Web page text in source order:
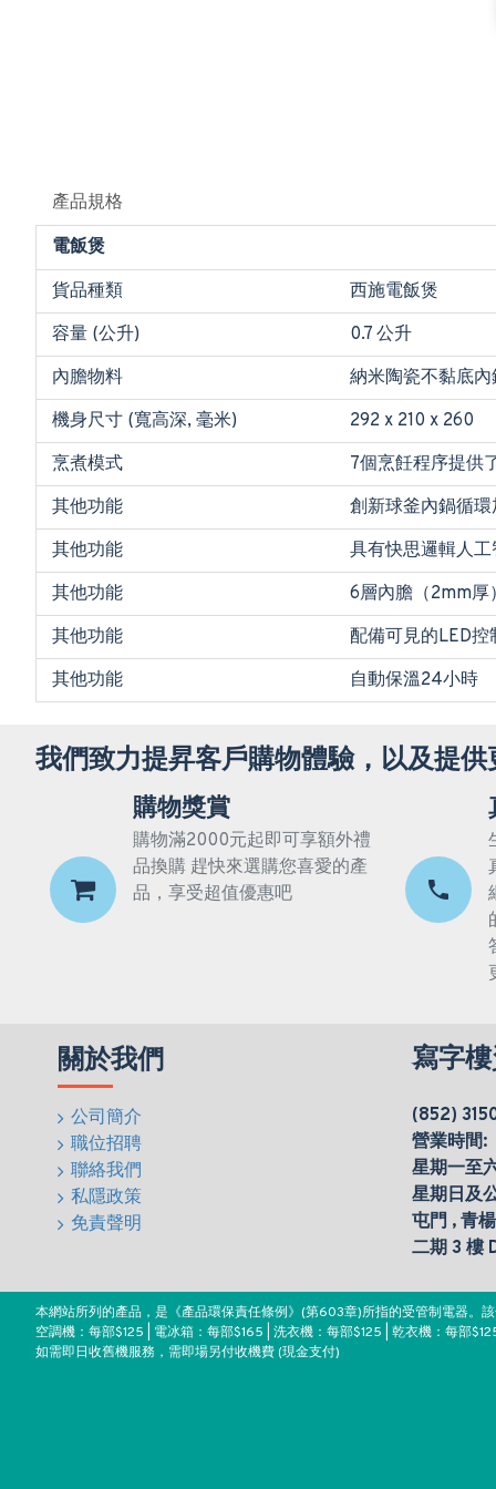
產品規格
電飯煲
貨品種類
西施電飯煲
容量 (公升)
0.7 公升
內膽物料
納米陶瓷不黏底內
機身尺寸 (寬高深, 毫米)
292 x 210 x 260
烹煮模式
7個烹飪程序提供
其他功能
創新球釜內鍋循
其他功能
具有快思邏輯人
其他功能
6層內膽（2mm厚）
其他功能
配備可見的LED控
其他功能
自動保溫24小時
我們致力提昇客戶購物體驗，以及提供
購物獎賞
購物滿2000元起即可享額外禮
品換購 趕快來選購您喜愛的產
品，享受超值優惠吧
關於我們
公司簡介
職位招聘
聯絡我們
私隱政策
免責聲明
寫字
(852)
營業時間:
星期一至
星期日及
屯門 , 青
二期 3 樓
本網站所列的產品，是《產品環保責任條例》(第603章)所指的受管制電器。
空調機：每部$125 | 電冰箱：每部$165 | 洗衣機：每部$125 | 乾衣機：每部
如需即日收舊機服務，需即場另付收機費 (現金支付)